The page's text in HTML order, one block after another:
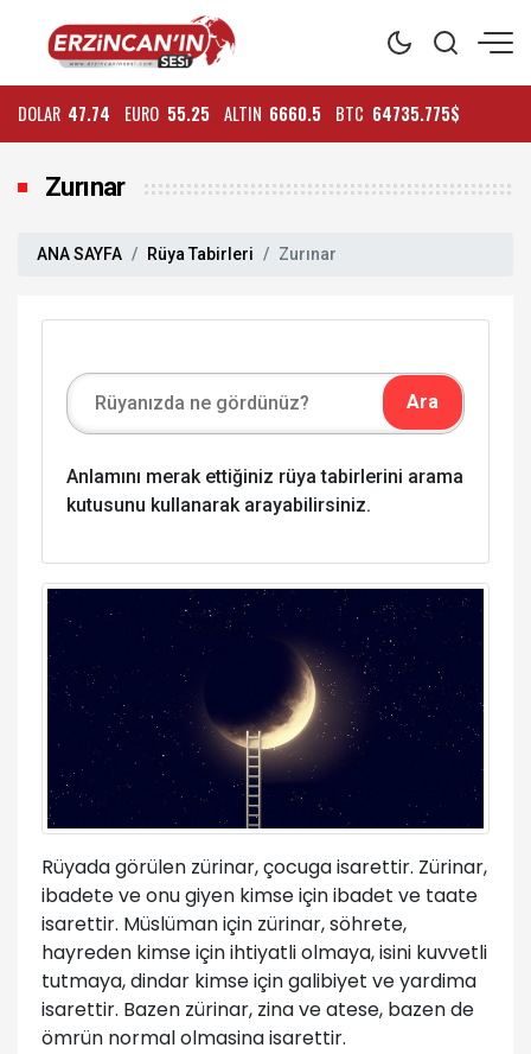
DOLAR 47.74 EURO 55.25 ALTIN 6660.5 BTC 64735.775$
Zurınar
ANA SAYFA Rüya Tabirleri Zurınar
Anlamını merak ettiğiniz rüya tabirlerini arama
kutusunu kullanarak arayabilirsiniz.
Rüyada görülen zürinar, çocuga isarettir. Zürinar,
ibadete ve onu giyen kimse için ibadet ve taate
isarettir. Müslüman için zürinar, söhrete,
hayreden kimse için ihtiyatli olmaya, isini kuvvetli
tutmaya, dindar kimse için galibiyet ve yardima
isarettir. Bazen zürinar, zina ve atese, bazen de
ömrün normal olmasina isarettir.